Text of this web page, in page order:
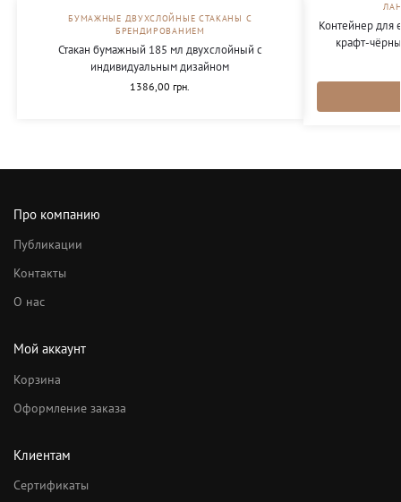
БУМАЖНЫЕ ДВУХСЛОЙНЫЕ СТАКАНЫ С
БРЕНДИРОВАНИЕМ
Стакан бумажный 185 мл двухслойный с
индивидуальным дизайном
1386,00 грн.
Контейнер для
крафт-
Про компанию
Публикации
Контакты
О нас
Мой аккаунт
Корзина
Оформление заказа
Клиентам
Сертификаты